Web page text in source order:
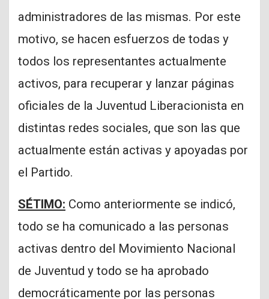
administradores de las mismas. Por este
motivo, se hacen esfuerzos de todas y
todos los representantes actualmente
activos, para recuperar y lanzar páginas
oficiales de la Juventud Liberacionista en
distintas redes sociales, que son las que
actualmente están activas y apoyadas por
el Partido.
SÉTIMO: Como anteriormente se indicó,
todo se ha comunicado a las personas
activas dentro del Movimiento Nacional
de Juventud y todo se ha aprobado
democráticamente por las personas